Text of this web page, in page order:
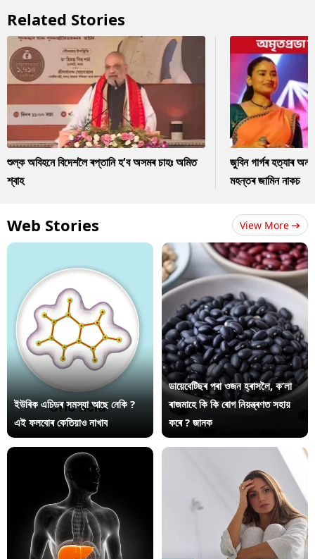
Related Stories
শুল্ক অবিহনে বিদেশলৈ ৰপ্তানি হ'ব অসমৰ চাহঃ অমিত
শ্বাহ
জুবিন গাৰ্গৰ হত্যাৰ
মহন্তৰ জামিন নাকচ
Web Stories View More
ইউৰিক এচিডৰ সমস্যা আছে নেকি ?
এই ফলবোৰ কেতিয়াও নাখাব
ডায়েবেটিছৰ পৰা ওজন হ্ৰাসলৈ, ক’লা
ৰাজমাহে কি কি ৰোগ নিয়ন্ত্ৰণত সহায়
কৰে ? জানক